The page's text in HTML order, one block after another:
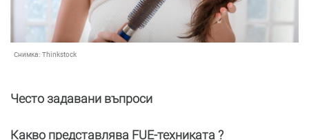
Снимка: Thinkstock
Често задавани въпроси
Какво представлява FUE-техниката ?